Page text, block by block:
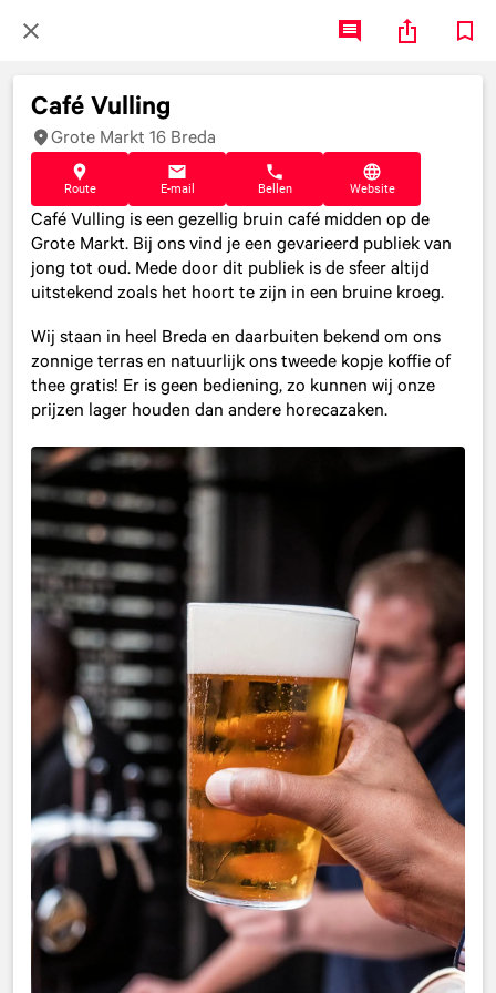
Café Vulling
Grote Markt 16 Breda
Route E-mail Bellen Website
Café Vulling is een gezellig bruin café midden op de
Grote Markt. Bij ons vind je een gevarieerd publiek van
jong tot oud. Mede door dit publiek is de sfeer altijd
uitstekend zoals het hoort te zijn in een bruine kroeg.
Wij staan in heel Breda en daarbuiten bekend om ons
zonnige terras en natuurlijk ons tweede kopje koffie of
thee gratis! Er is geen bediening, zo kunnen wij onze
prijzen lager houden dan andere horecazaken.